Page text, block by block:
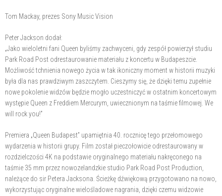
Tom Mackay, prezes Sony Music Vision
Peter Jackson dodał:
„Jako wieloletni fani Queen byliśmy zachwyceni, gdy zespół powierzył studiu
Park Road Post odrestaurowanie materiału z koncertu w Budapeszcie.
Możliwość tchnienia nowego życia w tak ikoniczny moment w historii muzyki
była dla nas prawdziwym zaszczytem. Cieszymy się, że dzięki temu zupełnie
nowe pokolenie widzów będzie mogło uczestniczyć w ostatnim koncertowym
występie Queen z Freddiem Mercurym, uwiecznionym na taśmie filmowej. We
will rock you!”
Premiera „Queen Budapest” upamiętnia 40. rocznicę tego przełomowego
wydarzenia w historii grupy. Film został pieczołowicie odrestaurowany w
rozdzielczości 4K na podstawie oryginalnego materiału nakręconego na
taśmie 35 mm przez nowozelandzkie studio Park Road Post Production,
należące do sir Petera Jacksona. Ścieżkę dźwiękową przygotowano na nowo,
wykorzystując oryginalne wielośladowe nagrania, dzięki czemu widzowie